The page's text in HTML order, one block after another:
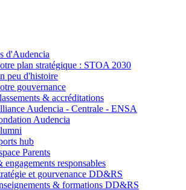
d'Audencia
plan stratégique : STOA 2030
peu d'histoire
gouvernance
& accréditations
Audencia - Centrale - ENSA
Audencia
hub
Parents
responsables
et gourvenance DD&RS
& formations DD&RS